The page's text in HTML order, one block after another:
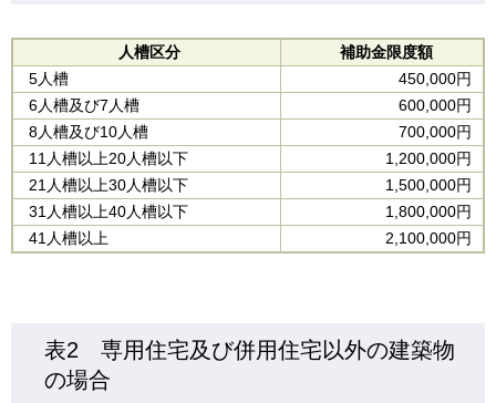
人槽区分
補助金限度額
5人槽
450,000円
6人槽及び7人槽
600,000円
8人槽及び10人槽
700,000円
11人槽以上20人槽以下
1,200,000円
21人槽以上30人槽以下
1,500,000円
31人槽以上40人槽以下
1,800,000円
41人槽以上
2,100,000円
表2 専用住宅及び併用住宅以外の建築物
の場合